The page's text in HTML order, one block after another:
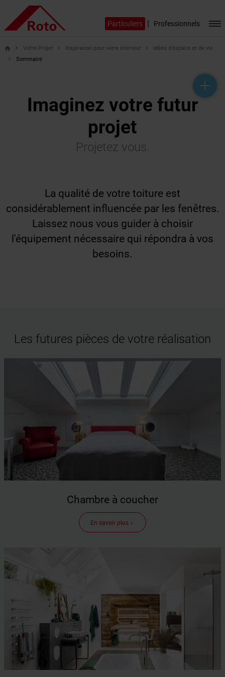
Particuliers | Professionnels
help_outline
headset_mic
mail_outline
home Votre Projet Inspiration pour votre intérieur
Idées d'espace et de vie
Sommaire
Imaginez votre futur
projet
Projetez vous.
La qualité de votre toiture est
considérablement influencée par les fenêtres.
Laissez nous vous guider à choisir
l'équipement nécessaire qui répondra à vos
besoins.
Les futures pièces de votre réalisation
Chambre à coucher
En savoir plus keyboard_arrow_right